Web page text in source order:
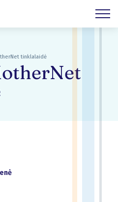
tinklalaidė